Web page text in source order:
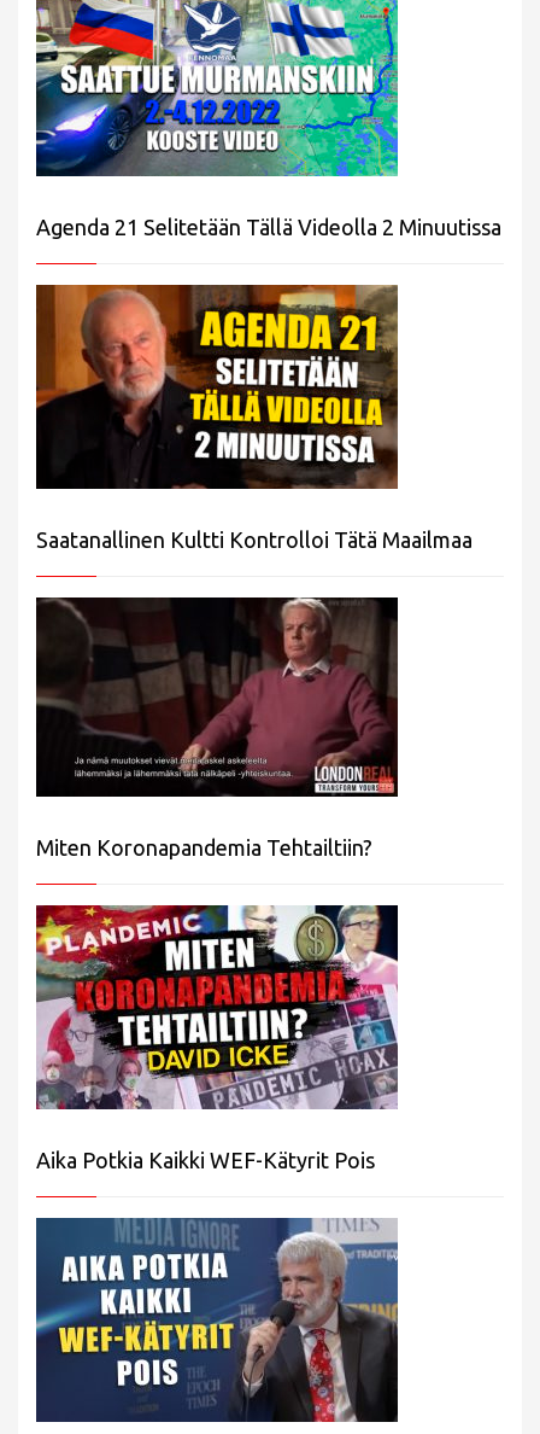
Agenda 21 Selitetään Tällä Videolla 2 Minuutissa
Saatanallinen Kultti Kontrolloi Tätä Maailmaa
Miten Koronapandemia Tehtailtiin?
Aika Potkia Kaikki WEF-Kätyrit Pois